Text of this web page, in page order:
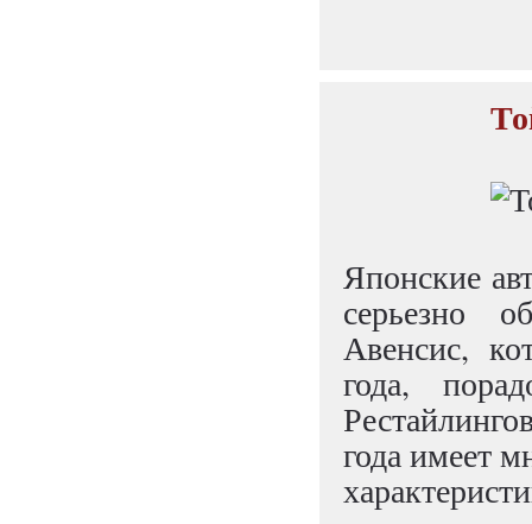
Японские
серьезно
Авенсис,
года,
года имеет